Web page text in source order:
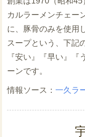
カルラーメンチェー
に、豚骨のみを使用
スープという、下記
『安い』『早い』『
ーンです。
一久ラ